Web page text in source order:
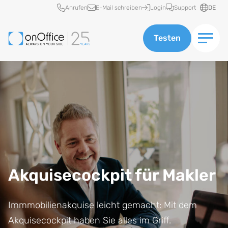
Schnellzugriff
Anrufen E-Mail schreiben Login Support DE
Testen
Akquisecockpit für Makler
Immmobilienakquise leicht gemacht: Mit dem
Akquisecockpit haben Sie alles im Griff.